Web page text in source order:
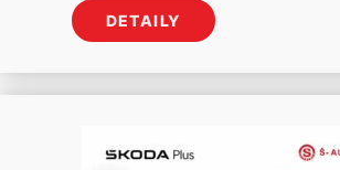
DETAILY